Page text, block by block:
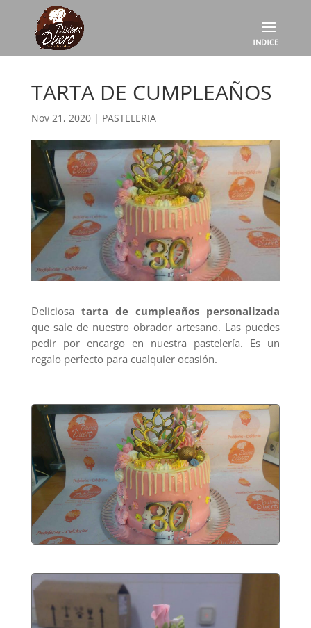
TARTA DE CUMPLEAÑOS
Nov 21, 2020| PASTELERIA
Deliciosa tarta de cumpleaños personalizada
que sale de nuestro obrador artesano. Las puedes
pedir por encargo en nuestra pastelería. Es un
regalo perfecto para cualquier ocasión.